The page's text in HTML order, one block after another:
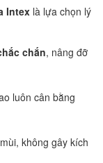
Intex là lựa chọn lý
chắn, nâng đỡ
luôn cân bằng
không gây kích